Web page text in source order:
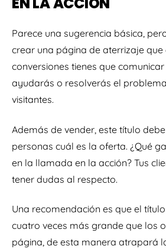
Parece una sugerencia básica,
crear una página de aterrizaje que
conversiones tienes que
ayudarás o resolverás el
visitantes.
Además de vender, este título
personas cuál es la oferta. ¿Qué
en la llamada en la acción? Tus
tener dudas al respecto.
Una recomendación es que el
cuatro veces más grande que los
página, de esta manera atrapará